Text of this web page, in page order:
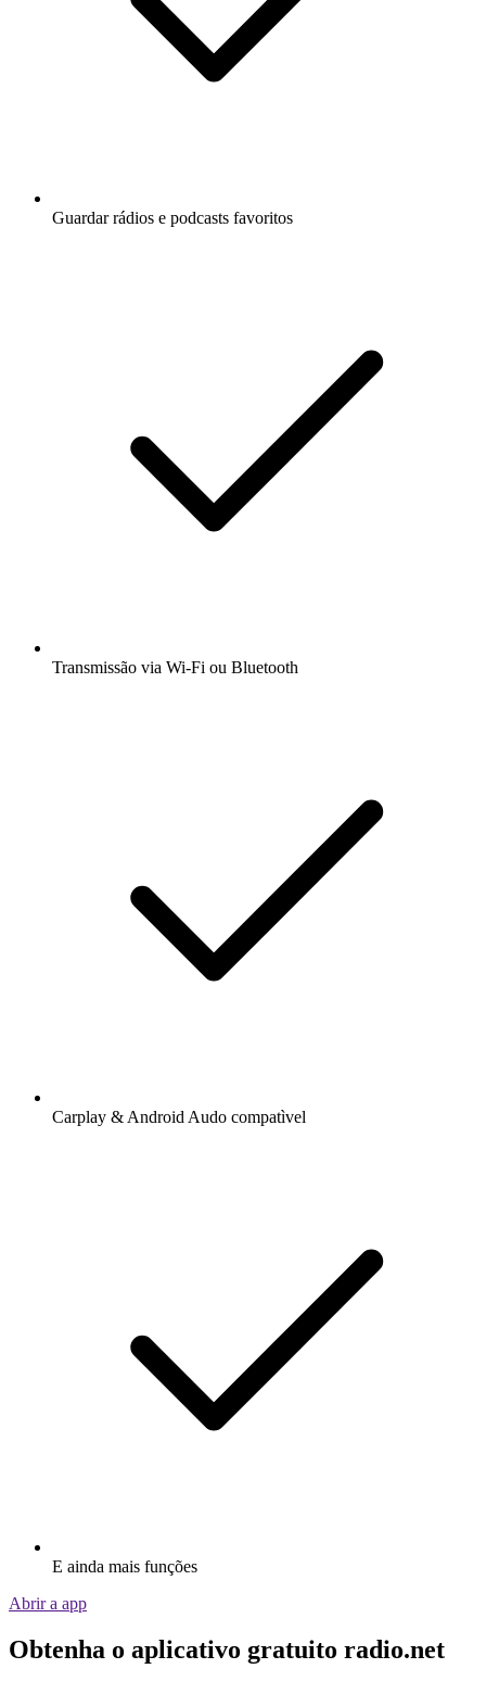
Guardar rádios e podcasts favoritos
Transmissão via Wi-Fi ou Bluetooth
Carplay & Android Audo compatìvel
E ainda mais funções
Abrir a app
Obtenha o aplicativo gratuito radio.net